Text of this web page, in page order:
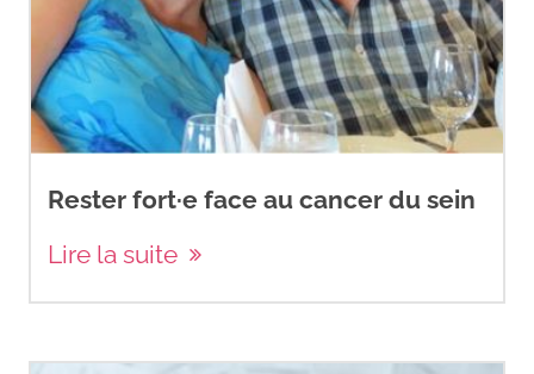
Rester fort·e face au cancer du sein
Lire la suite